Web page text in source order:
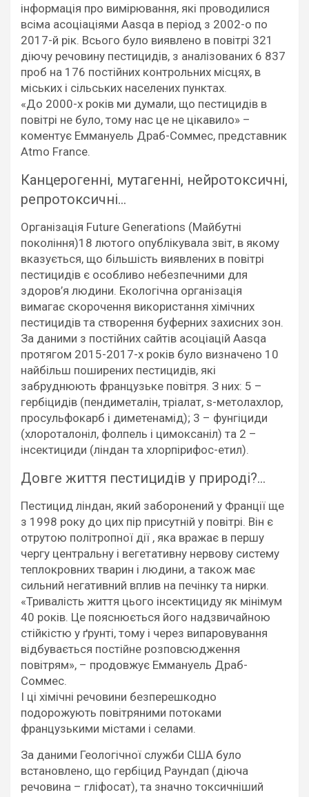
інформація про вимірювання, які проводилися
всіма асоціаціями Aasqa в період з 2002-о по
2017-й рік. Всього було виявлено в повітрі 321
діючу речовину пестицидів, з аналізованих 6 837
проб на 176 постійних контрольних місцях, в
міських і сільських населених пунктах.
«До 2000-х років ми думали, що пестицидів в
повітрі не було, тому нас це не цікавило» –
коментує Еммануель Драб-Соммес, представник
Atmo France.
Канцерогенні, мутагенні, нейротоксичні,
репротоксичні…
Організація Future Generations (Майбутні
покоління)18 лютого опублікувала звіт, в якому
вказується, що більшість виявлених в повітрі
пестицидів є особливо небезпечними для
здоров’я людини. Екологічна організація
вимагає скорочення використання хімічних
пестицидів та створення буферних захисних зон.
За даними з постійних сайтів асоціацій Aasqa
протягом 2015-2017-х років було визначено 10
найбільш поширених пестицидів, які
забруднюють французьке повітря. З них: 5 –
гербіцидів (пендиметалін, тріалат, s-метолахлор,
просульфокарб і диметенамід); 3 – фунгіциди
(хлороталоніл, фолпель і цимоксаніл) та 2 –
інсектициди (ліндан та хлорпірифос-етил).
Довге життя пестицидів у природі?…
Пестицид ліндан, який заборонений у Франції ще
з 1998 року до цих пір присутній у повітрі. Він є
отрутою політропної дії , яка вражає в першу
чергу центральну і вегетативну нервову систему
теплокровних тварин і людини, а також має
сильний негативний вплив на печінку та нирки.
«Тривалість життя цього інсектициду як мінімум
40 років. Це пояснюється його надзвичайною
стійкістю у ґрунті, тому і через випаровування
відбувається постійне розповсюдження
повітрям», – продовжує Еммануель Драб-
Соммес.
І ці хімічні речовини безперешкодно
подорожують повітряними потоками
французькими містами і селами.
За даними Геологічної служби США було
встановлено, що гербіцид Раундап (діюча
речовина – гліфосат), та значно токсичніший